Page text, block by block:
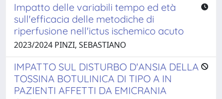
Impatto delle variabili tempo ed età
sull'efficacia delle metodiche di
riperfusione nell'ictus ischemico acuto
2023/2024 PINZI, SEBASTIANO
IMPATTO SUL DISTURBO D'ANSIA DELLA
TOSSINA BOTULINICA DI TIPO A IN
PAZIENTI AFFETTI DA EMICRANIA